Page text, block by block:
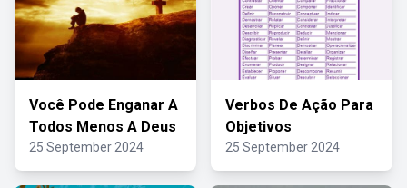
Você Pode Enganar A
Todos Menos A Deus
25 September 2024
Verbos De Ação Para
Objetivos
25 September 2024